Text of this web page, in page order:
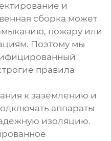
и
сборка может
пожару или
Поэтому мы
правила
к заземлению и
аппараты
изоляцию.